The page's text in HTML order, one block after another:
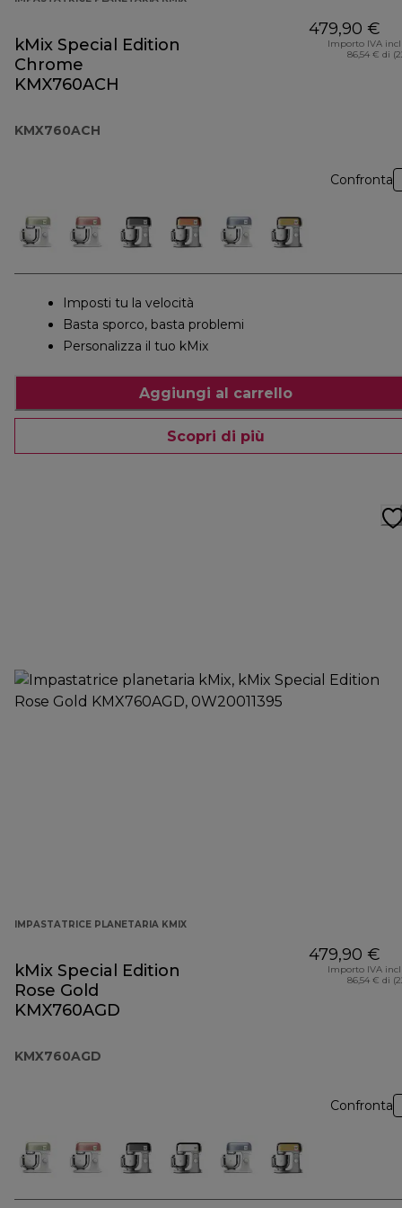
kMix Special Edition
Chrome
KMX760ACH
KMX760ACH
479,90 €
Importo IVA
86,54 € di
Confronta
Imposti tu la velocità
Basta sporco, basta problemi
Personalizza il tuo kMix
Aggiungi al carrello
Scopri di più
IMPASTATRICE PLANETARIA KMIX
kMix Special Edition
Rose Gold
KMX760AGD
KMX760AGD
479,90 €
Importo IVA
86,54 € di
Confronta